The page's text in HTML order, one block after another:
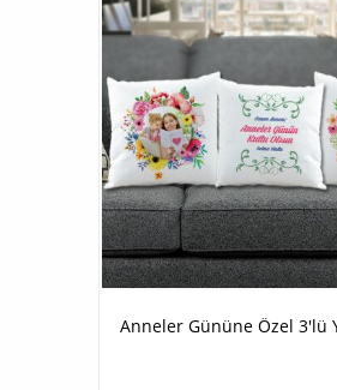
Anneler Gününe Özel 3'lü